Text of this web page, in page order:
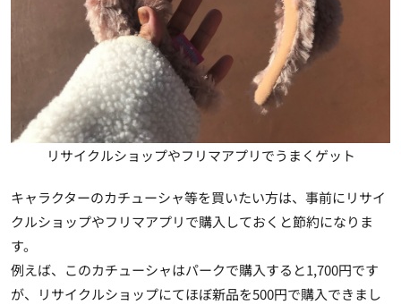
リサイクルショップやフリマアプリでうまくゲット
キャラクターのカチューシャ等を買いたい方は、事前にリサイ
クルショップやフリマアプリで購入しておくと節約になりま
す。
例えば、このカチューシャはパークで購入すると1,700円です
が、リサイクルショップにてほぼ新品を500円で購入できまし